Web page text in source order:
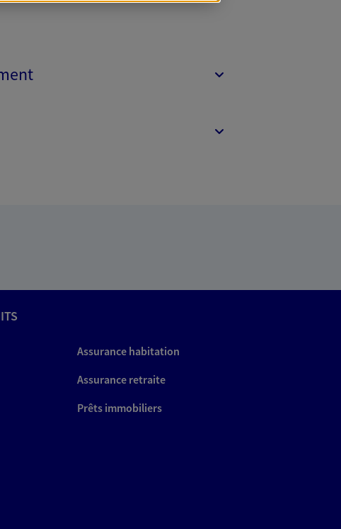
Assurance habitation
Assurance retraite
Prêts immobiliers